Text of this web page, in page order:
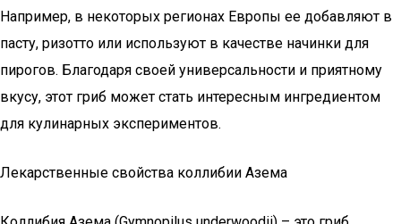
Например, в некоторых регионах Европы ее добавляют в
пасту, ризотто или используют в качестве начинки для
пирогов. Благодаря своей универсальности и приятному
вкусу, этот гриб может стать интересным ингредиентом
для кулинарных экспериментов.
Лекарственные свойства коллибии Азема